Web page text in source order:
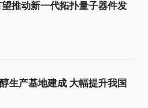
推动新一代拓扑量子器件发
生产基地建成 大幅提升我国